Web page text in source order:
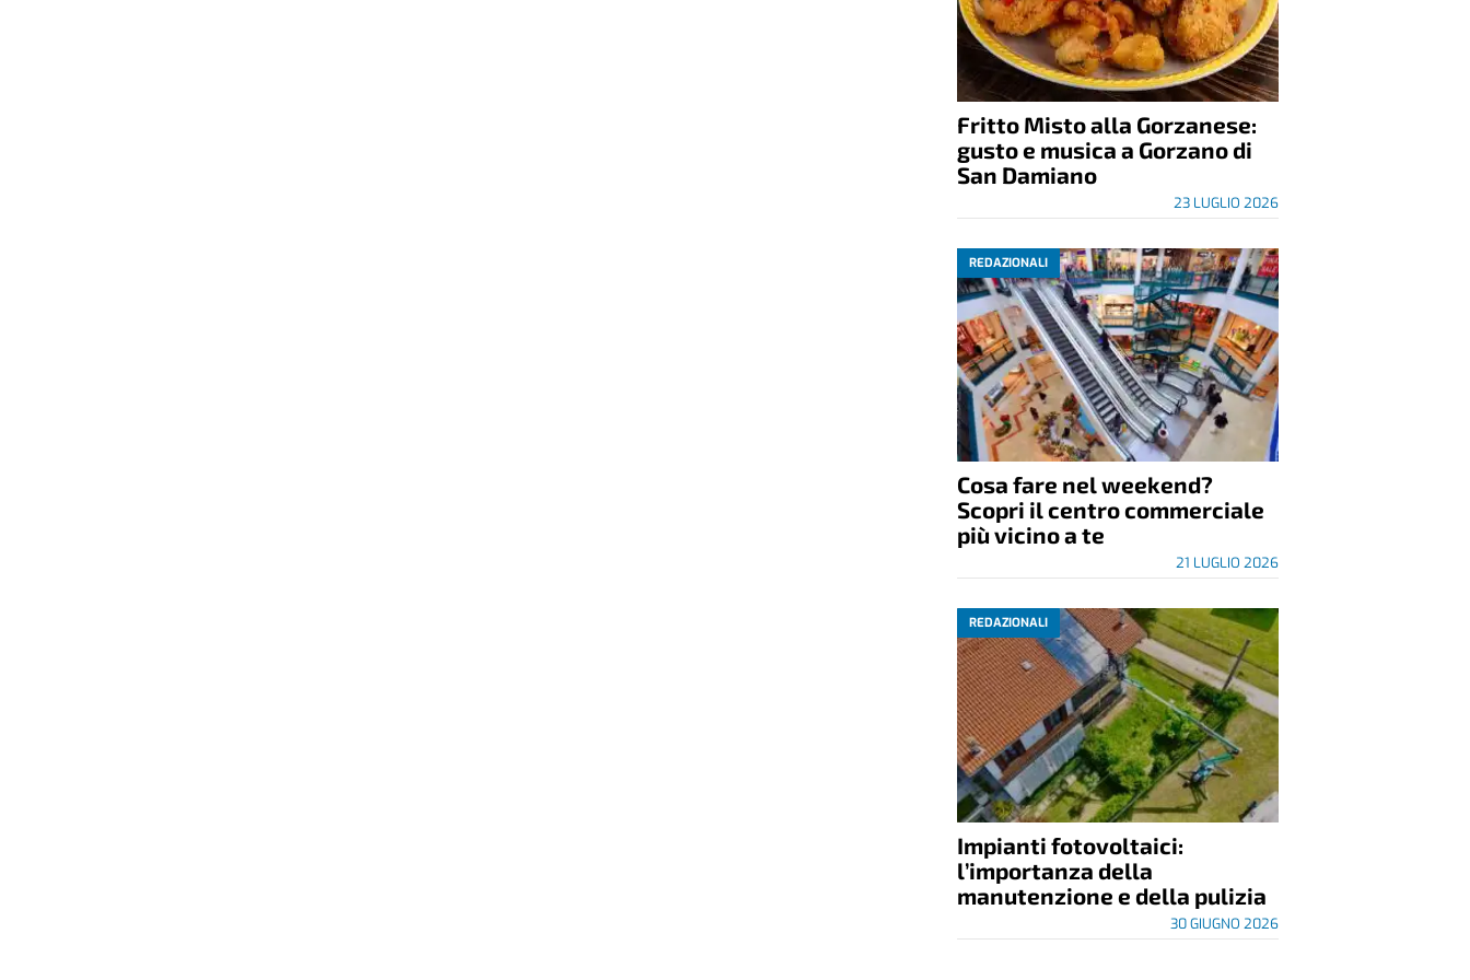
Fritto Misto alla Gorzanese:
gusto e musica a Gorzano di
San Damiano
23 LUGLIO 2026
REDAZIONALI
Cosa fare nel weekend?
Scopri il centro commerciale
più vicino a te
21 LUGLIO 2026
REDAZIONALI
Impianti fotovoltaici:
l’importanza della
manutenzione e della pulizia
30 GIUGNO 2026